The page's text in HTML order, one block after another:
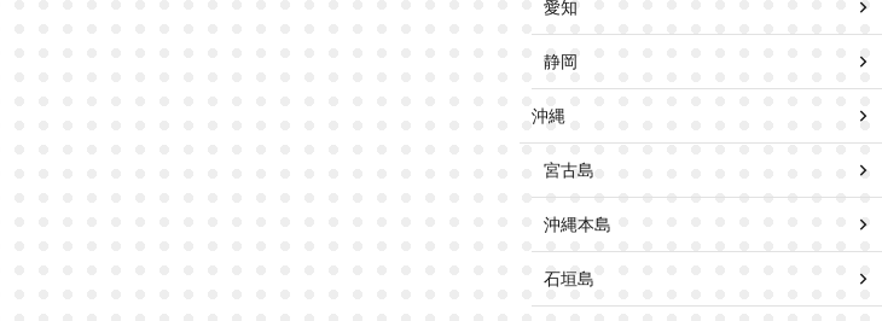
愛知
静岡
沖縄
宮古島
沖縄本島
石垣島